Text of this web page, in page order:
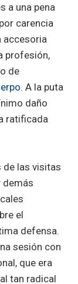
a una pena
carencia
accesoria
profesión,
de
. A la puta
daño
ratificada
de las visitas
demás
el
defensa.
sesión con
que era
tan radical